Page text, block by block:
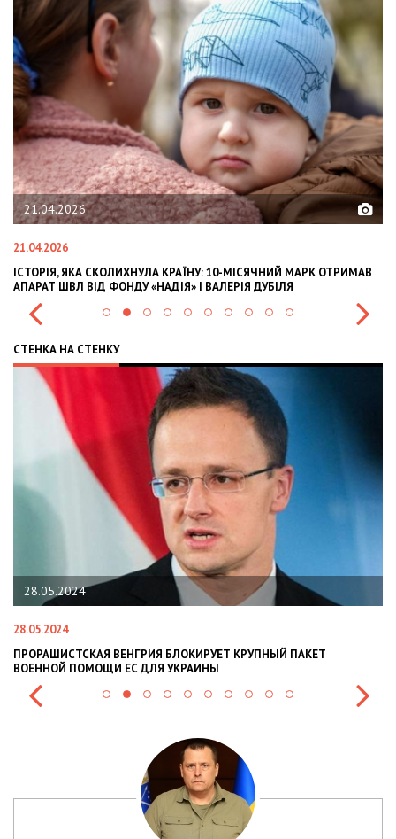
02.02.2026
02.02.2026
OLEKSII ABASOV: HOW UKRAINIAN BUSINESSES CAN ATTRACT
INTERNATIONAL INVESTMENTS AND HEDGE RISKS DURING WAR
СТЕНКА НА СТЕНКУ
22.01.2024
22.01.2024
НАЦПОЛІЦІЯ ЛЯКАЄ ГРОМАДЯН ПОГІРШЕННЯМ
СИТУАЦІЇ В РАЗІ МОБІЛІЗАЦІЇ ПОЛІЦІЯНТІВ НА ВІЙНУ